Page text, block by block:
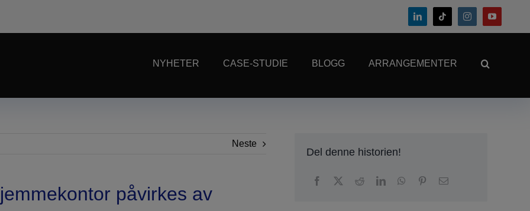
NYHETER CASE-STUDIE BLOGG ARRANGEMENTER
Neste
påvirkes av
Del denne historien!